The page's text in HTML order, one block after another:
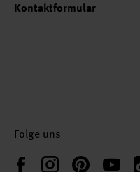
Kontaktformular
Folge uns
FacebookInstagramPinterest